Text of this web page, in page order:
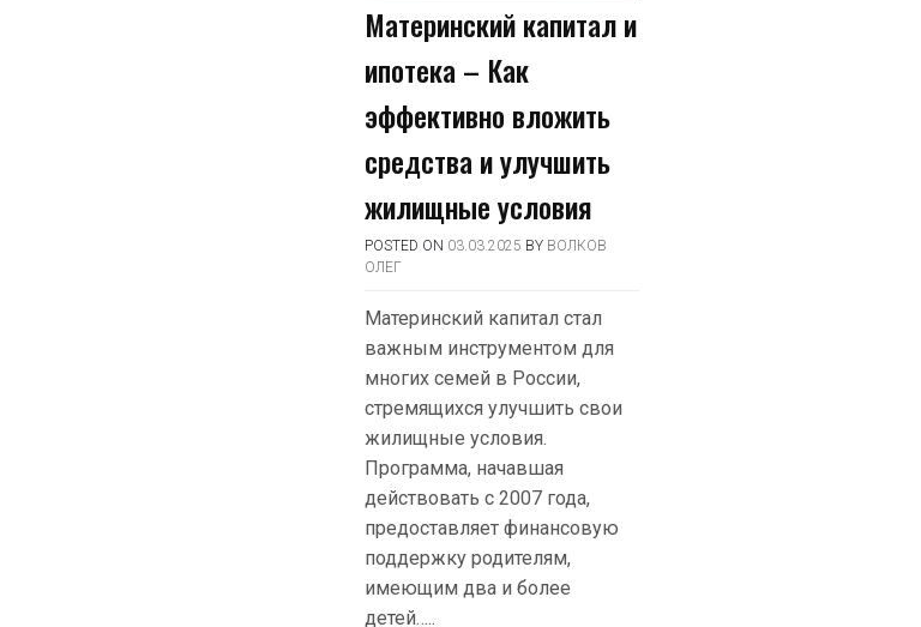
Материнский капитал и
ипотека – Как
эффективно вложить
средства и улучшить
жилищные условия
POSTED ON 03.03.2025 BY ВОЛКОВ
ОЛЕГ
Материнский капитал стал
важным инструментом для
многих семей в России,
стремящихся улучшить свои
жилищные условия.
Программа, начавшая
действовать с 2007 года,
предоставляет финансовую
поддержку родителям,
имеющим два и более
детей…..